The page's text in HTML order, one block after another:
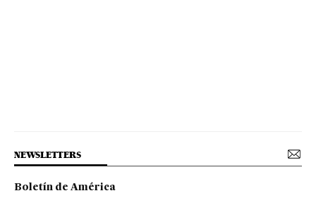
NEWSLETTERS
Boletín de América